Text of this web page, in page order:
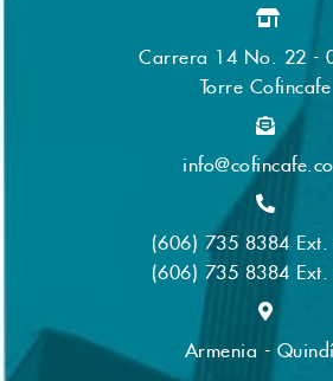
Carrera 14 No. 22 -
Torre Cofincafe
(606) 735 8384 Ext.
(606) 735 8384 Ext.
Armenia -